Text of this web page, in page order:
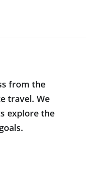
from the
travel. We
explore the